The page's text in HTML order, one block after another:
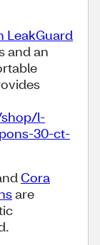
LeakGuard
and an
l-
30-ct-
Cora
are